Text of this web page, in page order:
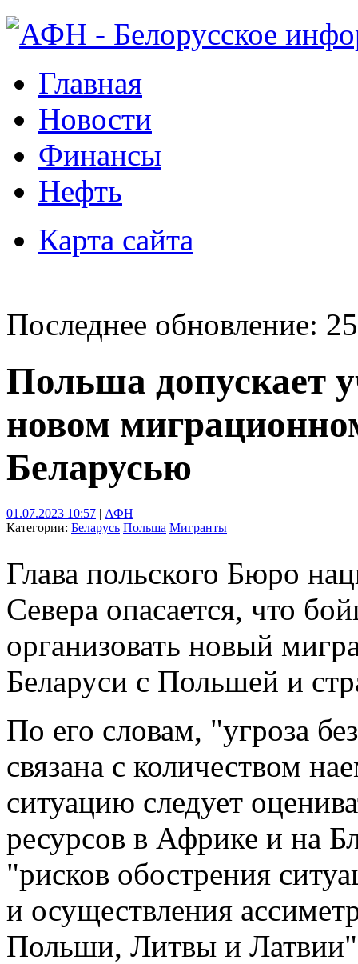
Главная
Новости
Финансы
Нефть
Карта сайта
Последнее обновление:
Польша допускает
новом
Беларусью
01.07.2023 10:57 | АФН
Категории: Беларусь Польша Мигранты
Глава польского Бюро
Севера опасается, что
организовать новый
Беларуси с Польшей и
По его словам, "угроза
связана с количеством
ситуацию следует
ресурсов в Африке и на
"рисков обострения
и осуществления
Польши, Литвы и